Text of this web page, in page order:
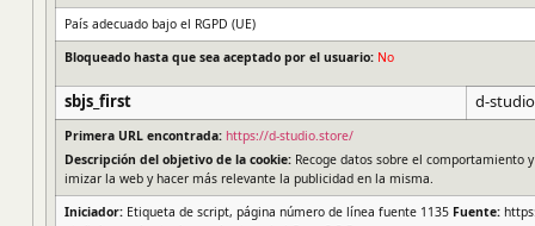
País adecuado bajo el RGPD (UE)
Bloqueado hasta que sea aceptado por el usuario: No
sbjs_first d-
Primera URL encontrada: https://d-studio.store/
Descripción del objetivo de la cookie: Recoge datos sobre el comportamiento
imizar la web y hacer más relevante la publicidad en la misma.
Iniciador: Etiqueta de script, página número de línea fuente 1135 Fuente: